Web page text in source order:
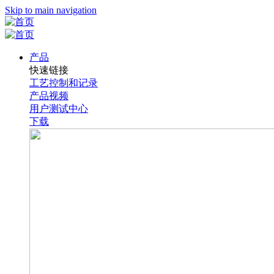
Skip to main navigation
产品
快速链接
工艺控制和记录
产品视频
用户测试中心
下载